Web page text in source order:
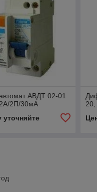
АВДТ 02-01
2П/30мA
уточняйте